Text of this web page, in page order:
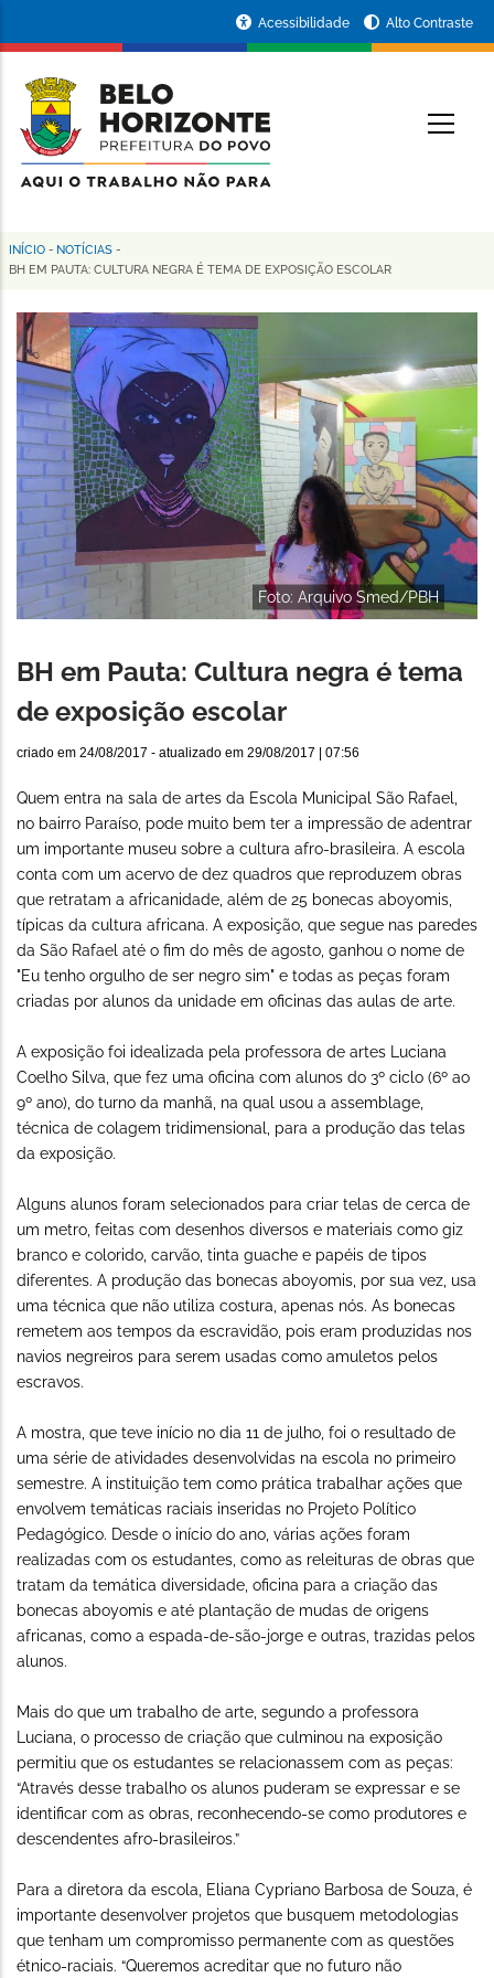
conteúdo
principal
da
Prefeitura
de
Horizonte
Acessibilidade Alto Contraste
Trilha
navegação
INÍCIO - NOTÍCIAS -
BH EM PAUTA: CULTURA NEGRA É TEMA DE EXPOSIÇÃO ESCOLAR
Foto: Arquivo Smed/PBH
BH em Pauta: Cultura negra é tema
de exposição escolar
criado em 24/08/2017 - atualizado em 29/08/2017 | 07:56
Quem entra na sala de artes da Escola Municipal São Rafael,
no bairro Paraíso, pode muito bem ter a impressão de adentrar
um importante museu sobre a cultura afro-brasileira. A escola
conta com um acervo de dez quadros que reproduzem obras
que retratam a africanidade, além de 25 bonecas aboyomis,
típicas da cultura africana. A exposição, que segue nas paredes
da São Rafael até o fim do mês de agosto, ganhou o nome de
"Eu tenho orgulho de ser negro sim" e todas as peças foram
criadas por alunos da unidade em oficinas das aulas de arte.
A exposição foi idealizada pela professora de artes Luciana
Coelho Silva, que fez uma oficina com alunos do 3º ciclo (6º ao
9º ano), do turno da manhã, na qual usou a assemblage,
técnica de colagem tridimensional, para a produção das telas
da exposição.
Alguns alunos foram selecionados para criar telas de cerca de
um metro, feitas com desenhos diversos e materiais como giz
branco e colorido, carvão, tinta guache e papéis de tipos
diferentes. A produção das bonecas aboyomis, por sua vez, usa
uma técnica que não utiliza costura, apenas nós. As bonecas
remetem aos tempos da escravidão, pois eram produzidas nos
navios negreiros para serem usadas como amuletos pelos
escravos.
A mostra, que teve início no dia 11 de julho, foi o resultado de
uma série de atividades desenvolvidas na escola no primeiro
semestre. A instituição tem como prática trabalhar ações que
envolvem temáticas raciais inseridas no Projeto Político
Pedagógico. Desde o início do ano, várias ações foram
realizadas com os estudantes, como as releituras de obras que
tratam da temática diversidade, oficina para a criação das
bonecas aboyomis e até plantação de mudas de origens
africanas, como a espada-de-são-jorge e outras, trazidas pelos
alunos.
Mais do que um trabalho de arte, segundo a professora
Luciana, o processo de criação que culminou na exposição
permitiu que os estudantes se relacionassem com as peças:
“Através desse trabalho os alunos puderam se expressar e se
identificar com as obras, reconhecendo-se como produtores e
descendentes afro-brasileiros.”
Para a diretora da escola, Eliana Cypriano Barbosa de Souza, é
importante desenvolver projetos que busquem metodologias
que tenham um compromisso permanente com as questões
étnico-raciais. “Queremos acreditar que no futuro não